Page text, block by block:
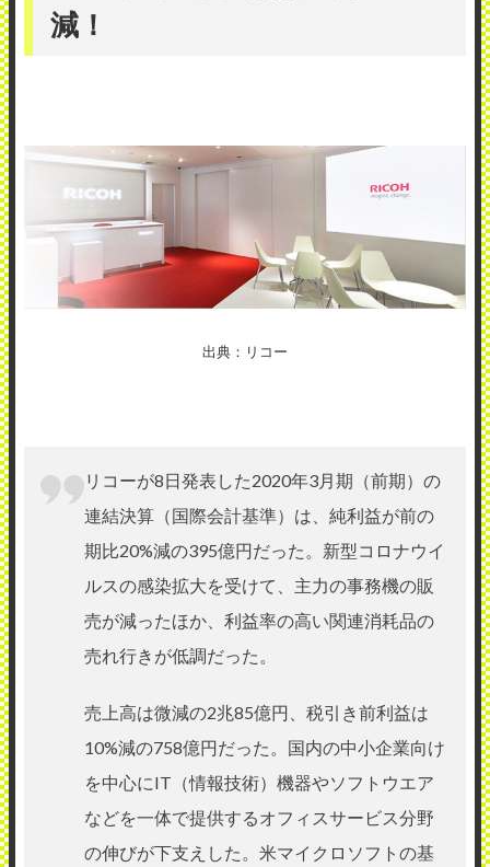
減！
出典：リコー
リコーが8日発表した2020年3月期（前期）の
連結決算（国際会計基準）は、純利益が前の
期比20%減の395億円だった。新型コロナウイ
ルスの感染拡大を受けて、主力の事務機の販
売が減ったほか、利益率の高い関連消耗品の
売れ行きが低調だった。
売上高は微減の2兆85億円、税引き前利益は
10%減の758億円だった。国内の中小企業向け
を中心にIT（情報技術）機器やソフトウエア
などを一体で提供するオフィスサービス分野
の伸びが下支えした。米マイクロソフトの基